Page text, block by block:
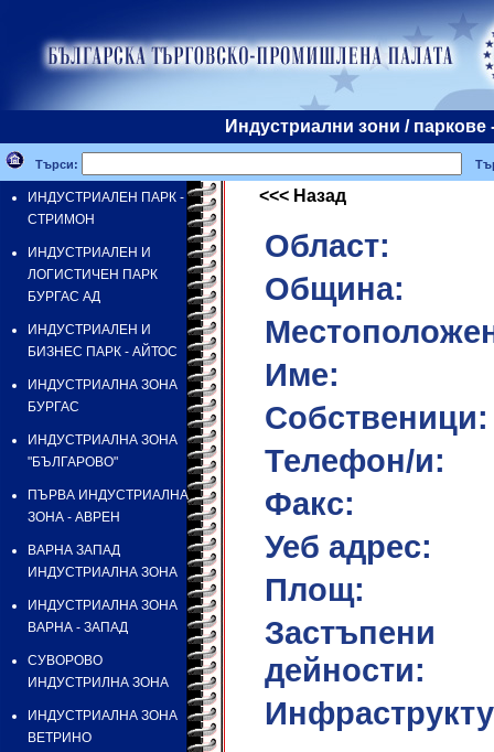
Индустриални зони /
Търси:
ИНДУСТРИАЛЕН ПАРК -
СТРИМОН
ИНДУСТРИАЛЕН И
ЛОГИСТИЧЕН ПАРК
БУРГАС АД
ИНДУСТРИАЛЕН И
БИЗНЕС ПАРК - АЙТОС
ИНДУСТРИАЛНА ЗОНА
БУРГАС
ИНДУСТРИАЛНА ЗОНА
"БЪЛГАРОВО"
ПЪРВА ИНДУСТРИАЛНА
ЗОНА - АВРЕН
ВАРНА ЗАПАД
ИНДУСТРИАЛНА ЗОНА
ИНДУСТРИАЛНА ЗОНА
ВАРНА - ЗАПАД
СУВОРОВО
ИНДУСТРИЛНА ЗОНА
ИНДУСТРИАЛНА ЗОНА
ВЕТРИНО
<<< Назад
Област:
Община:
Име:
Собственици:
Телефон/и:
Факс:
Уеб адрес:
Площ:
Застъпени
дейности: